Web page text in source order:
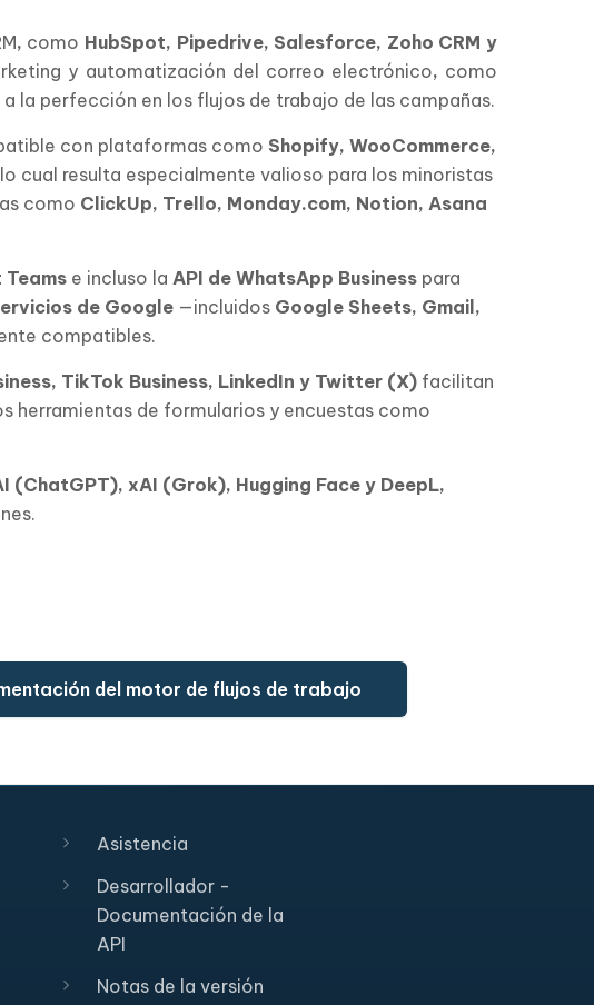
, como HubSpot, Pipedrive, Salesforce, Zoho CRM y
y automatización del correo electrónico, como
la perfección en los flujos de trabajo de las campañas.
con plataformas como Shopify, WooCommerce,
cual resulta especialmente valioso para los minoristas
como ClickUp, Trello, Monday.com, Notion, Asana
e incluso la API de WhatsApp Business para
de Google —incluidos Google Sheets, Gmail,
compatibles.
TikTok Business, LinkedIn y Twitter (X) facilitan
herramientas de formularios y encuestas como
(ChatGPT), xAI (Grok), Hugging Face y DeepL,
del motor de flujos de trabajo
Asistencia
Desarrollador -
Documentación de la
API
Notas de la versión